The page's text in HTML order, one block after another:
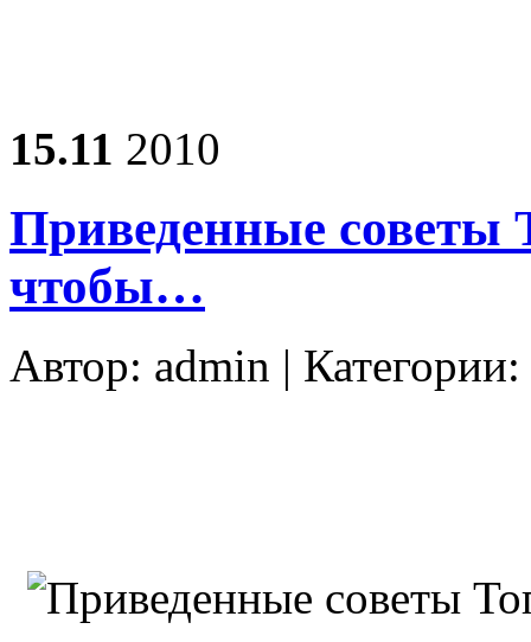
15.11 2010
Приведенные советы
чтобы…
Автор: admin | Категории: